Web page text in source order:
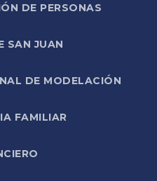
DE PERSONAS
SAN JUAN
DE MODELACIÓN
FAMILIAR